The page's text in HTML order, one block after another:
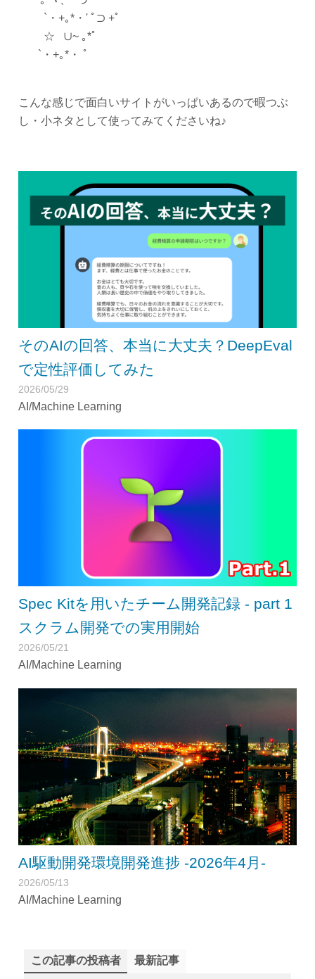
`・+｡*・' ﾟ⊃ +ﾟ
☆ ∪~ ｡*ﾟ
`・+｡*・ ﾟ
こんな感じで面白いサイトがいっぱいあるので暇つぶ
し・小ネタとして使ってみてくださいね♪
そのAIの回答、本当に大丈夫？DeepEval
で定性評価してみた
2026/05/29
AI/Machine Learning
Spec Kitを用いたチーム開発記録 - part 1
スクラム開発での実用開始
2026/05/21
AI/Machine Learning
AI駆動開発環境開発進捗 -2026年4月-
2026/05/13
AI/Machine Learning
この記事の投稿者 最新記事